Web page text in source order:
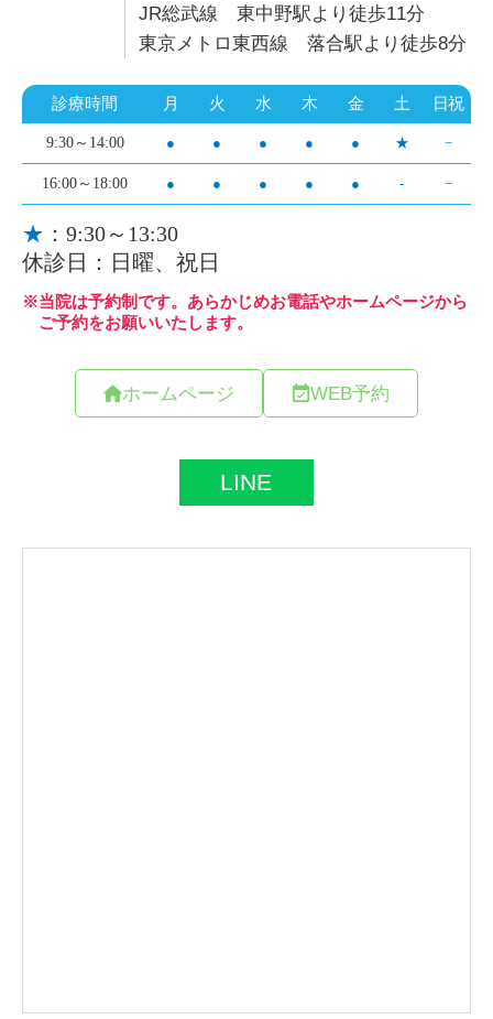
JR総武線 東中野駅より徒歩11分
東京メトロ東西線 落合駅より徒歩8分
ホームページ WEB予約
LINE